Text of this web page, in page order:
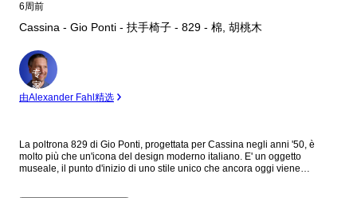
6周前
Cassina - Gio Ponti - 扶手椅子 - 829 - 棉, 胡桃木
专
家
由Alexander Fahl精选
La poltrona 829 di Gio Ponti, progettata per Cassina negli anni '50, è
molto più che un'icona del design moderno italiano. E' un oggetto
museale, il punto d'inizio di uno stile unico che ancora oggi viene